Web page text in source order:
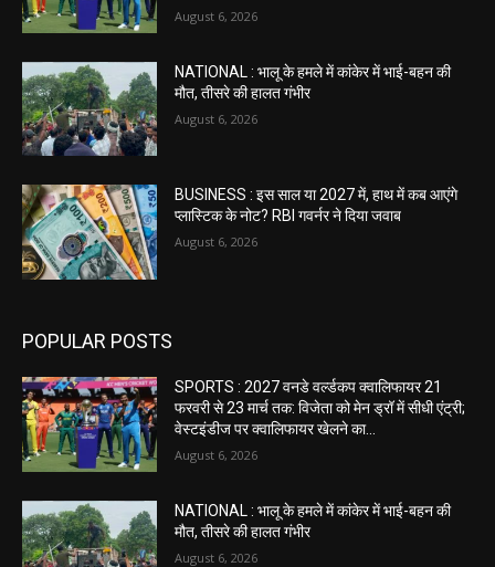
August 6, 2026
NATIONAL : भालू के हमले में कांकेर में भाई-बहन की
मौत, तीसरे की हालत गंभीर
August 6, 2026
BUSINESS : इस साल या 2027 में, हाथ में कब आएंगे
प्लास्टिक के नोट? RBI गवर्नर ने दिया जवाब
August 6, 2026
POPULAR POSTS
SPORTS : 2027 वनडे वर्ल्डकप क्वालिफायर 21
फरवरी से 23 मार्च तक: विजेता को मेन ड्रॉ में सीधी एंट्री;
वेस्टइंडीज पर क्वालिफायर खेलने का...
August 6, 2026
NATIONAL : भालू के हमले में कांकेर में भाई-बहन की
मौत, तीसरे की हालत गंभीर
August 6, 2026